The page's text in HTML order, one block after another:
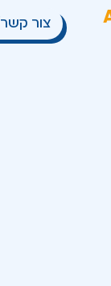
צור קשר